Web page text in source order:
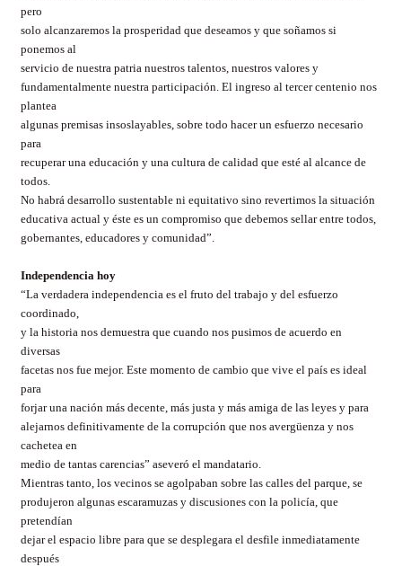
pero
solo alcanzaremos la prosperidad que deseamos y que soñamos si
ponemos al
servicio de nuestra patria nuestros talentos, nuestros valores y
fundamentalmente nuestra participación. El ingreso al tercer centenio nos
plantea
algunas premisas insoslayables, sobre todo hacer un esfuerzo necesario
para
recuperar una educación y una cultura de calidad que esté al alcance de
todos.
No habrá desarrollo sustentable ni equitativo sino revertimos la situación
educativa actual y éste es un compromiso que debemos sellar entre todos,
gobernantes, educadores y comunidad”.
Independencia hoy
“La verdadera independencia es el fruto del trabajo y del esfuerzo
coordinado,
y la historia nos demuestra que cuando nos pusimos de acuerdo en
diversas
facetas nos fue mejor. Este momento de cambio que vive el país es ideal
para
forjar una nación más decente, más justa y más amiga de las leyes y para
alejarnos definitivamente de la corrupción que nos avergüenza y nos
cachetea en
medio de tantas carencias” aseveró el mandatario.
Mientras tanto, los vecinos se agolpaban sobre las calles del parque, se
produjeron algunas escaramuzas y discusiones con la policía, que
pretendían
dejar el espacio libre para que se desplegara el desfile inmediatamente
después